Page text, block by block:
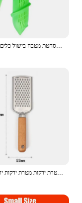
1PC מטבח גאדג 'טים לימון מרסס מיץ פירות הדר ריסוס כתום מיץ לסחוט פירות מסחטת מטבח בישול כלים חדש
גבינה לימון גבינה לימון מטרת מטרת ירקות מטרת ירקות ירקות מטבח